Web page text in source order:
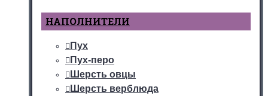
НАПОЛНИТЕЛИ
Пух
Пух-перо
Шерсть овцы
Шерсть верблюда